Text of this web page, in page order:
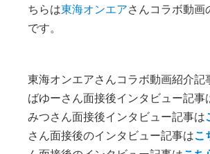
ちらは東海オンエアさんコラボ動
です。
東海オンエアさんコラボ動画紹介記
ばゆーさん面接後インタビュー記事
みつさん面接後インタビュー記事は
さん面接後のインタビュー記事はこ